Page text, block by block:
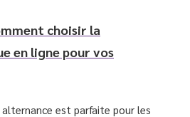
choisir la
en ligne pour vos
est parfaite pour les